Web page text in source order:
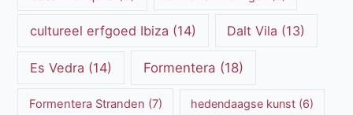
cultureel erfgoed Ibiza (14) Dalt Vila (13)
Es Vedra (14) Formentera (18)
Formentera Stranden (7) hedendaagse kunst(6)